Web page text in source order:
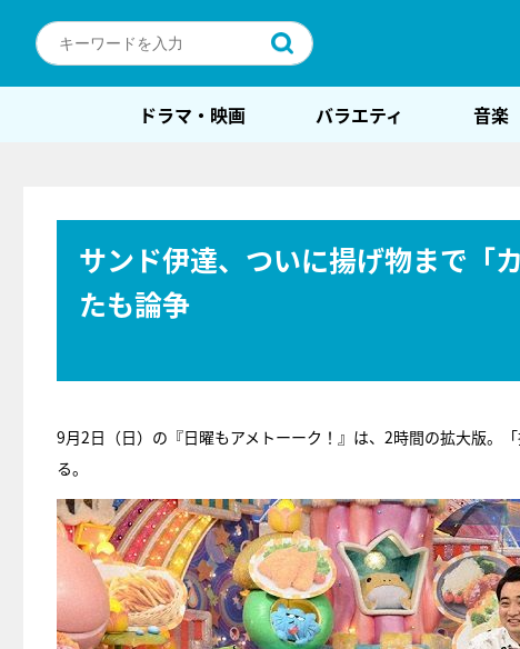
ドラマ・映画 バラエティ 音楽
サンド伊達、ついに揚げ物まで「
たも論争
9月2日（日）の『日曜もアメトーーク！』は、2時間の拡大版。
る。